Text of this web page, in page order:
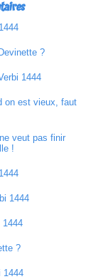
Devinette ?
1444
on est vieux, faut
veut pas finir
!
1444
1444
?
1444